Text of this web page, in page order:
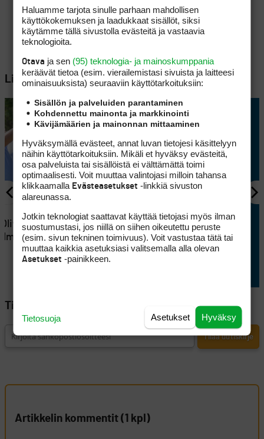
Lisää aiheesta
Oliver Lindellin rautapeli oli
timanttia, mutta putteri jätti
jossiteltavaa
suli
Tilaa Golfpisteen uutiskirje
Artikkelin kommentit (1 kpl)
Haluamme tarjota sinulle parhaan mahdollisen
käyttökokemuksen ja laadukkaat sisällöt, siksi
käytämme tällä sivustolla evästeitä ja vastaavia
teknologioita.
Otava ja sen (95) teknologia- ja mainoskumppania
keräävät tietoa (esim. vierailemis­tasi sivuista ja laitteesi
ominaisuuk­sista) seuraaviin käyttötarkoituksiin:
Sisällön ja palveluiden parantaminen
Kohdennettu mainonta ja markkinointi
Kävijämäärien ja mainonnan mittaaminen
Hyväksymällä evästeet, annat luvan tietojesi käsittelyyn
näihin käyttötarkoituksiin. Mikäli et hyväksy evästeitä,
osa palveluista tai sisällöistä ei välttämättä toimi
optimaalisesti. Voit muuttaa valintojasi milloin tahansa
klikkaamalla Evästeasetukset -linkkiä sivuston
alareunassa.
Jotkin teknologiat saattavat käyttää tietojasi myös ilman
suostumustasi, jos niillä on siihen oikeutettu peruste
(esim. sivun tekninen toimivuus). Voit vastustaa tätä tai
muuttaa kaikkia asetuksiasi valitsemalla alla olevan
Asetukset -painikkeen.
Hyväksy
Asetukset
Tietosuoja